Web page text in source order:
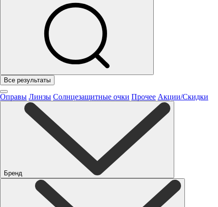
Все результаты
Оправы Линзы Солнцезащитные очки Прочее Акции/Скидки
Бренд